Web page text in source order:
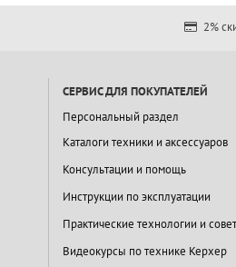
2%
СЕРВИС ДЛЯ ПОКУПАТЕЛЕЙ
Персональный раздел
Каталоги техники и аксессуаров
Консультации и помощь
Инструкции по эксплуатации
Практические технологии и
Видеокурсы по технике Керхер